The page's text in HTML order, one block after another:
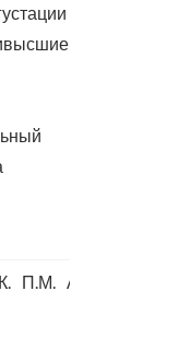
П.М. А.Ш.